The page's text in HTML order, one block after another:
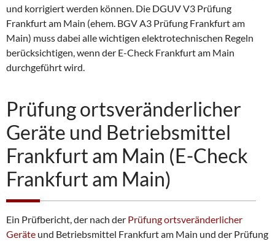
und korrigiert werden können. Die DGUV V3 Prüfung
Frankfurt am Main (ehem. BGV A3 Prüfung Frankfurt am
Main) muss dabei alle wichtigen elektrotechnischen Regeln
berücksichtigen, wenn der E-Check Frankfurt am Main
durchgeführt wird.
Prüfung ortsveränderlicher
Geräte und Betriebsmittel
Frankfurt am Main (E-Check
Frankfurt am Main)
Ein Prüfbericht, der nach der Prüfung ortsveränderlicher
Geräte und Betriebsmittel Frankfurt am Main und der Prüfung